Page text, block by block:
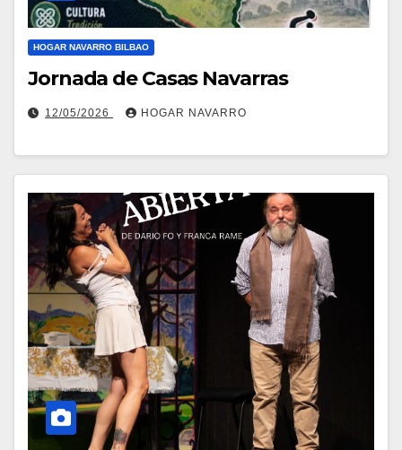
HOGAR NAVARRO BILBAO
Jornada de Casas Navarras
12/05/2026 HOGAR NAVARRO